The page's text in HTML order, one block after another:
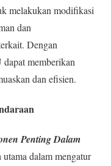
melakukan modifikasi
dan
Dengan
memberikan
dan efisien.
Penting Dalam
dalam mengatur